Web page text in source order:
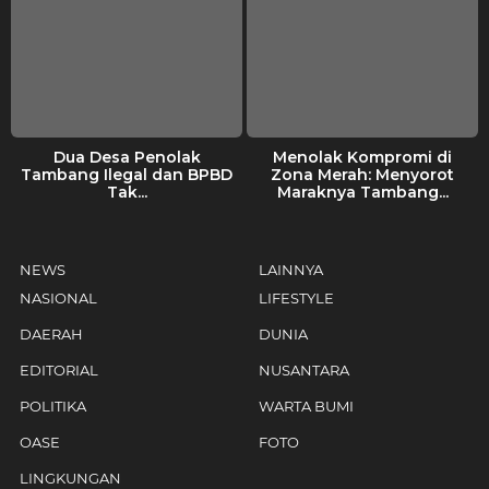
Dua Desa Penolak
Tambang Ilegal dan BPBD
Tak...
Menolak Kompromi di
Zona Merah: Menyorot
Maraknya Tambang...
NEWS
NASIONAL
DAERAH
EDITORIAL
POLITIKA
OASE
LINGKUNGAN
LAINNYA
LIFESTYLE
DUNIA
NUSANTARA
WARTA BUMI
FOTO